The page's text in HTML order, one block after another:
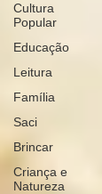
Cultura
Popular
Educação
Leitura
Família
Saci
Brincar
Criança e
Natureza